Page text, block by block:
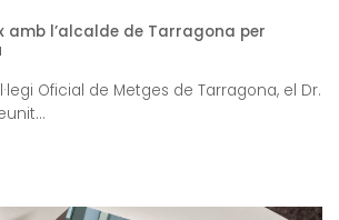
amb l’alcalde de Tarragona per
Oficial de Metges de Tarragona, el Dr.